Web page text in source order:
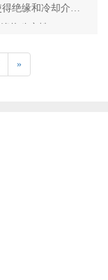
绝缘和冷却介质
热稳定性
»